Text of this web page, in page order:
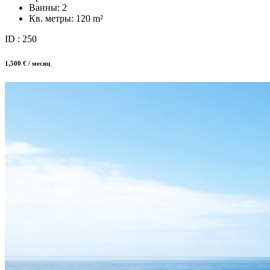
Ванны: 2
Кв. метры: 120 m²
ID : 250
1,500 € / месяц